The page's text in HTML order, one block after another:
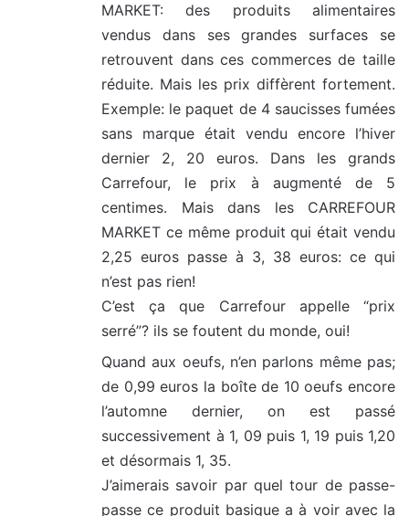
MARKET: des produits alimentaires
vendus dans ses grandes surfaces se
retrouvent dans ces commerces de taille
réduite. Mais les prix diffèrent fortement.
Exemple: le paquet de 4 saucisses fumées
sans marque était vendu encore l’hiver
dernier 2, 20 euros. Dans les grands
Carrefour, le prix à augmenté de 5
centimes. Mais dans les CARREFOUR
MARKET ce même produit qui était vendu
2,25 euros passe à 3, 38 euros: ce qui
n’est pas rien!
C’est ça que Carrefour appelle “prix
serré”? ils se foutent du monde, oui!
Quand aux oeufs, n’en parlons même pas;
de 0,99 euros la boîte de 10 oeufs encore
l’automne dernier, on est passé
successivement à 1, 09 puis 1, 19 puis 1,20
et désormais 1, 35.
J’aimerais savoir par quel tour de passe-
passe ce produit basique a à voir avec la